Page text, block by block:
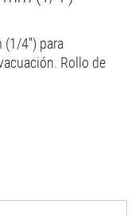
(1/4'') para
Rollo de